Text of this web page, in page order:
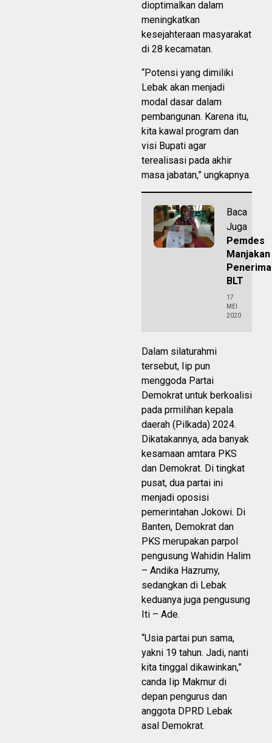
dioptimalkan dalam
meningkatkan
kesejahteraan masyarakat
di 28 kecamatan.
“Potensi yang dimiliki
Lebak akan menjadi
modal dasar dalam
pembangunan. Karena itu,
kita kawal program dan
visi Bupati agar
terealisasi pada akhir
masa jabatan,” ungkapnya.
Baca
Juga
Pemdes
Manjakan
Penerima
BLT
17
MEI
2020
Dalam silaturahmi
tersebut, Iip pun
menggoda Partai
Demokrat untuk berkoalisi
pada prmilihan kepala
daerah (Pilkada) 2024.
Dikatakannya, ada banyak
kesamaan amtara PKS
dan Demokrat. Di tingkat
pusat, dua partai ini
menjadi oposisi
pemerintahan Jokowi. Di
Banten, Demokrat dan
PKS merupakan parpol
pengusung Wahidin Halim
– Andika Hazrumy,
sedangkan di Lebak
keduanya juga pengusung
Iti – Ade.
“Usia partai pun sama,
yakni 19 tahun. Jadi, nanti
kita tinggal dikawinkan,”
canda Iip Makmur di
depan pengurus dan
anggota DPRD Lebak
asal Demokrat.